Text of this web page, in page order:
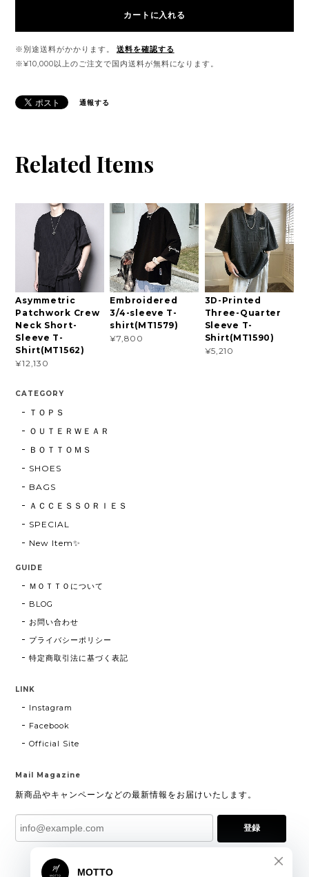
カートに入れる
※別途送料がかかります。
送料を確認する
※¥10,000以上のご注文で国内送料が無料になります。
通報する
Related Items
Asymmetric
Patchwork Crew
Neck Short-
Sleeve T-
Shirt(MT1562)
¥12,130
Embroidered
3/4-sleeve T-
shirt(MT1579)
¥7,800
3D-Printed
Three-Quarter
Sleeve T-
Shirt(MT1590)
¥5,210
CATEGORY
ＴＯＰＳ
ＯＵＴＥＲＷＥＡＲ
ＢＯＴＴＯＭＳ
SHOES
BAGS
ＡＣＣＥＳＳＯＲＩＥＳ
SPECIAL
New Item✨
GUIDE
ＭＯＴＴＯについて
BLOG
お問い合わせ
プライバシーポリシー
特定商取引法に基づく表記
LINK
Instagram
Facebook
Official Site
Mail Magazine
新商品やキャンペーンなどの最新情報をお届けいたします。
登録